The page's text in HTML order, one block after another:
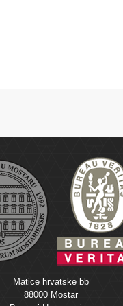
Matice hrvatske bb
88000 Mostar